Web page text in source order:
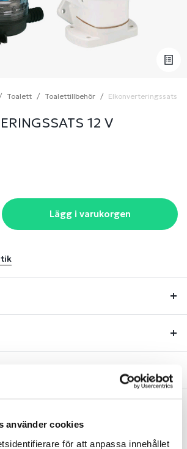
använder cookies
för att anpassa innehållet
Toalett Toalettillbehör Elkonverteringssats
12 V
Lägg i varukorgen
produkter